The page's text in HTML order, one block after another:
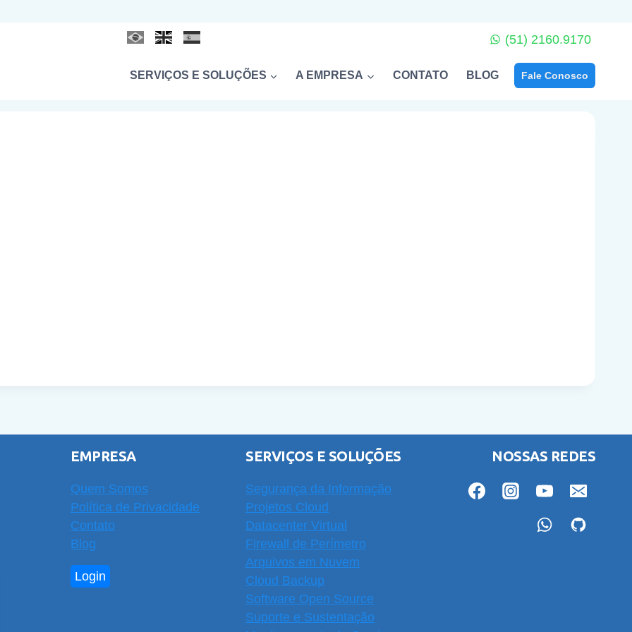
(51) 2160.9170
SERVIÇOS E SOLUÇÕES A EMPRESA CONTATO BLOG Fale Conosco
EMPRESA
Quem Somos
Política de Privacidade
Contato
Blog
Login
SERVIÇOS E SOLUÇÕES
Segurança da Informação
Projetos Cloud
Datacenter Virtual
Firewall de Perímetro
Arquivos em Nuvem
Cloud Backup
Software Open Source
Suporte e Sustentação
NOSSAS REDES